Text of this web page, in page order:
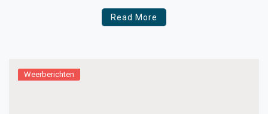
de laatste loodjes wegen misschien wel het zwaarst.
Om de omwonenden gedurende de werkzaamheden
Read More
Weerberichten